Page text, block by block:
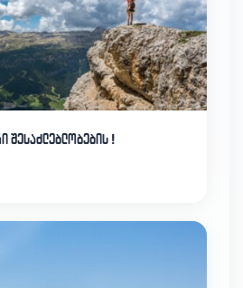
შესაძლებლობების !